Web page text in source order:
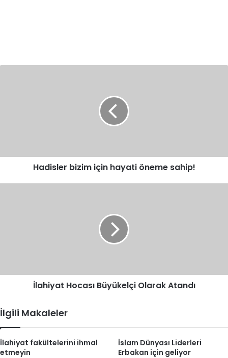
Hadisler bizim için hayati öneme sahip!
İlahiyat Hocası Büyükelçi Olarak Atandı
İlgili Makaleler
İlahiyat fakültelerini ihmal
etmeyin
İslam Dünyası Liderleri
Erbakan için geliyor